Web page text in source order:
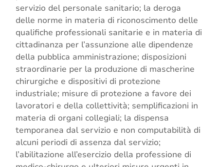
servizio del personale sanitario; la deroga
delle norme in materia di riconoscimento delle
qualifiche professionali sanitarie e in materia di
cittadinanza per l’assunzione alle dipendenze
della pubblica amministrazione; disposizioni
straordinarie per la produzione di mascherine
chirurgiche e dispositivi di protezione
industriale; misure di protezione a favore dei
lavoratori e della collettività; semplificazioni in
materia di organi collegiali; la dispensa
temporanea dal servizio e non computabilità di
alcuni periodi di assenza dal servizio;
l’abilitazione all’esercizio della professione di